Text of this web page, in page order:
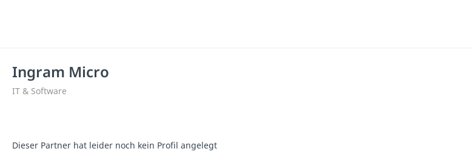
Ingram Micro
IT & Software
Dieser Partner hat leider noch kein Profil angelegt